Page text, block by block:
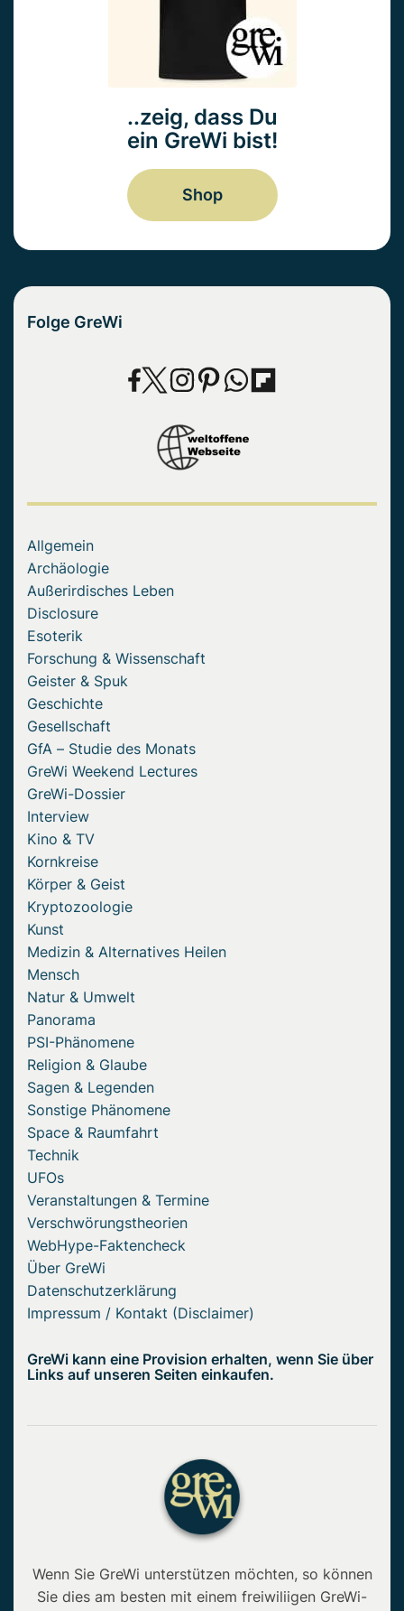
..zeig, dass Du
ein GreWi bist!
Shop
Folge GreWi
Allgemein
Archäologie
Außerirdisches Leben
Disclosure
Esoterik
Forschung & Wissenschaft
Geister & Spuk
Geschichte
Gesellschaft
GfA – Studie des Monats
GreWi Weekend Lectures
GreWi-Dossier
Interview
Kino & TV
Kornkreise
Körper & Geist
Kryptozoologie
Kunst
Medizin & Alternatives Heilen
Mensch
Natur & Umwelt
Panorama
PSI-Phänomene
Religion & Glaube
Sagen & Legenden
Sonstige Phänomene
Space & Raumfahrt
Technik
UFOs
Veranstaltungen & Termine
Verschwörungstheorien
WebHype-Faktencheck
Über GreWi
Datenschutzerklärung
Impressum / Kontakt (Disclaimer)
GreWi kann eine Provision erhalten, wenn Sie über
Links auf unseren Seiten einkaufen.
Wenn Sie GreWi unterstützen möchten, so können
Sie dies am besten mit einem freiwiliigen GreWi-